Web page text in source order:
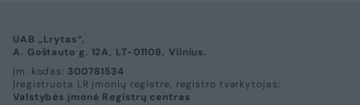
UAB „Lrytas“,
A. Goštauto g. 12A, LT-01108, Vilnius.
Įm. kodas: 300781534
Įregistruota LR įmonių registre, registro tvarkytojas:
Valstybės įmonė Registrų centras